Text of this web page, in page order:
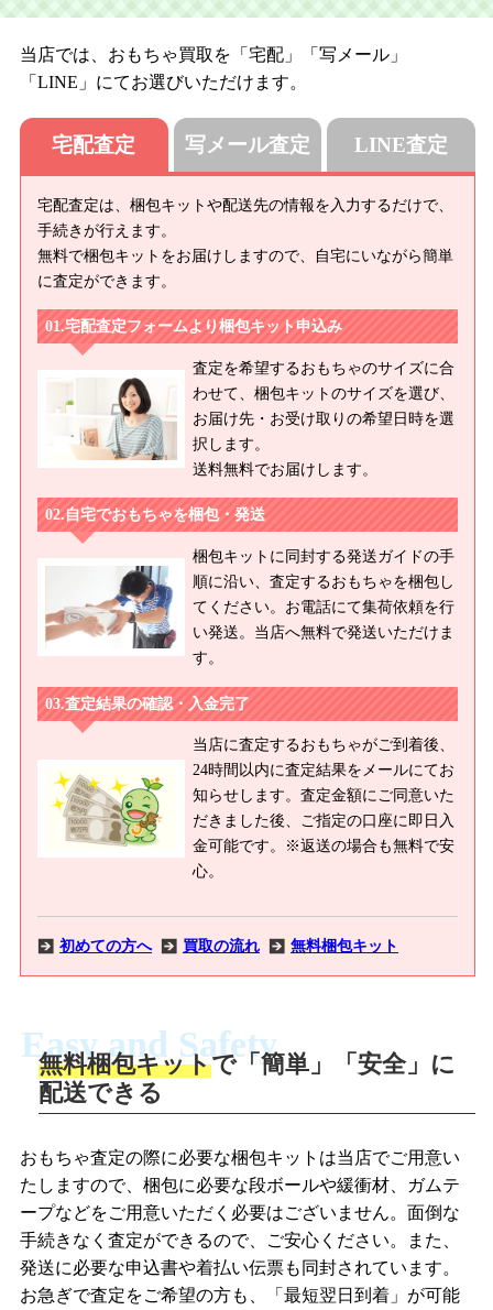
当店では、おもちゃ買取を「宅配」「写メール」
「LINE」にてお選びいただけます。
宅配査定
宅配査定は、梱包キットや配送先の情報を入力するだけで、
手続きが行えます。
無料で梱包キットをお届けしますので、自宅にいながら簡単
に査定ができます。
宅配査定フォームより梱包キット申込み
査定を希望するおもちゃのサイズに合
わせて、梱包キットのサイズを選び、
お届け先・お受け取りの希望日時を選
択します。
送料無料でお届けします。
自宅でおもちゃを梱包・発送
梱包キットに同封する発送ガイドの手
順に沿い、査定するおもちゃを梱包し
てください。お電話にて集荷依頼を行
い発送。当店へ無料で発送いただけま
す。
査定結果の確認・入金完了
当店に査定するおもちゃがご到着後、
24時間以内に査定結果をメールにてお
知らせします。査定金額にご同意いた
だきました後、ご指定の口座に即日入
金可能です。※返送の場合も無料で安
心。
初めての方へ 買取の流れ 無料梱包キット
写メール査定
商品撮影
商品を撮影して、査定フォームから画像
を送信します。
梱包キットをメールで申し込み
査定結果をメールで確認し、梱包キット
LINE査定
LINEの友だち追加・査定画像を送信
「ジョニージョイLINE査定」を友だちに
追加し、スマートフォンなどのカメラで
撮影したおもちゃの写真をトーク中に送
信します。
梱包キットをLINEで申し込み
Easy and Safety
無料梱包キットで「簡単」「安全」に
配送できる
おもちゃ査定の際に必要な梱包キットは当店でご用意い
たしますので、梱包に必要な段ボールや緩衝材、ガムテ
ープなどをご用意いただく必要はございません。面倒な
手続きなく査定ができるので、ご安心ください。また、
発送に必要な申込書や着払い伝票も同封されています。
お急ぎで査定をご希望の方も、「最短翌日到着」が可能